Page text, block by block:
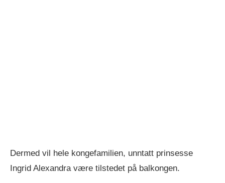
Dermed vil hele kongefamilien, unntatt prinsesse
Ingrid Alexandra være tilstedet på balkongen.